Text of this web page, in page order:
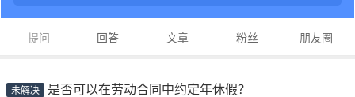
提问 回答 文章 粉丝 朋友圈
未解决 是否可以在劳动合同中约定年休假？